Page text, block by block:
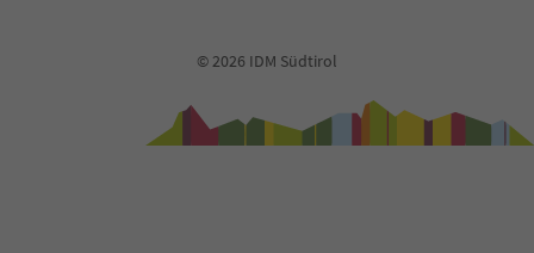
© 2026 IDM Südtirol